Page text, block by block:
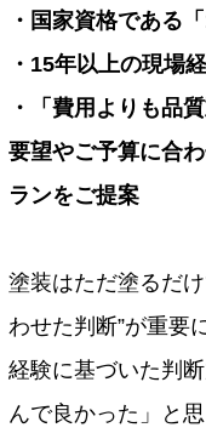
・国家資格である
・15年以上の現場
・「費用よりも品
要望やご予算に合
ランをご提案
塗装はただ塗るだ
わせた判断”が重要
経験に基づいた判
んで良かった」と